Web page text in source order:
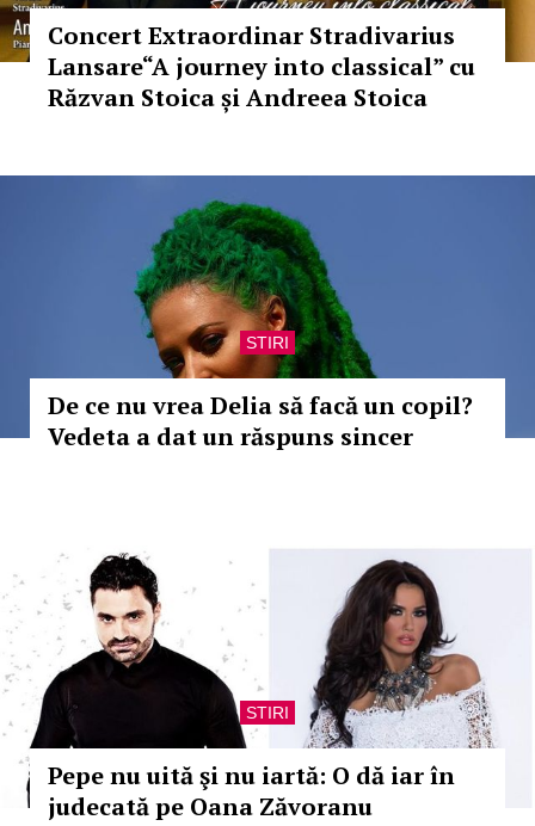
Concert Extraordinar Stradivarius
Lansare“A journey into classical” cu
Răzvan Stoica și Andreea Stoica
STIRI
De ce nu vrea Delia să facă un copil?
Vedeta a dat un răspuns sincer
STIRI
Pepe nu uită şi nu iartă: O dă iar în
judecată pe Oana Zăvoranu